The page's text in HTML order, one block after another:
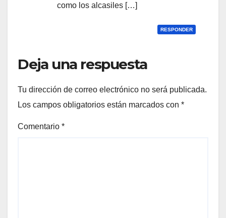
como los alcasiles […]
RESPONDER
Deja una respuesta
Tu dirección de correo electrónico no será publicada.
Los campos obligatorios están marcados con *
Comentario *